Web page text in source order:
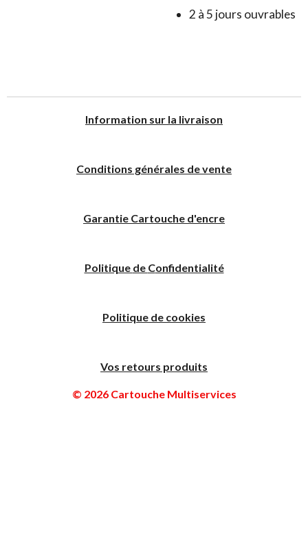
2 à 5 jours ouvrables
Information sur la livraison
Conditions générales de vente
Garantie Cartouche d'encre
Politique de Confidentialité
Politique de cookies
Vos retours produits
© 2026 Cartouche Multiservices